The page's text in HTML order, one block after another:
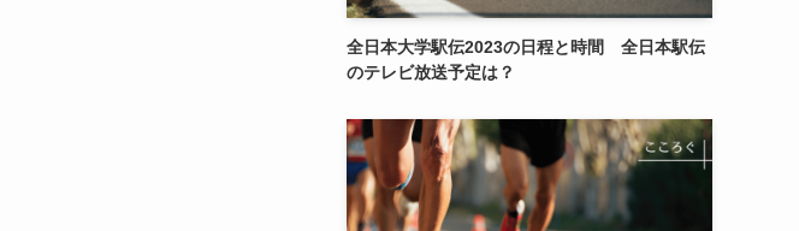
全日本大学駅伝2023の日程と時間 全日本駅伝
のテレビ放送予定は？